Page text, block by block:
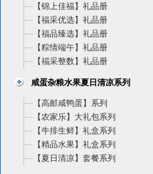
【锦上佳福】礼品册
【福采优选】礼品册
【福品臻选】礼品册
【粽情端午】礼品册
【福采整数】礼品册
咸蛋杂粮水果夏日清凉系列
【高邮咸鸭蛋】系列
【农家乐】大礼包系列
【牛排生鲜】礼盒系列
【精品水果】礼盒系列
【夏日清凉】套餐系列